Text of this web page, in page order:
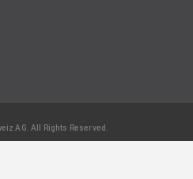
AG. All Rights Reserved.